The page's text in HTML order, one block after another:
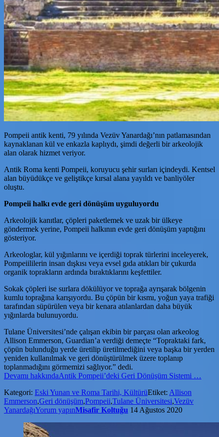
Pompeii antik kenti, 79 yılında Vezüv Yanardağı’nın patlamasından
kaynaklanan kül ve enkazla kaplıydı, şimdi değerli bir arkeolojik
alan olarak hizmet veriyor.
Antik Roma kenti Pompeii, koruyucu şehir surları içindeydi. Kentsel
alan büyüdükçe ve geliştikçe kırsal alana yayıldı ve banliyöler
oluştu.
Pompeii halkı evde geri dönüşüm uyguluyordu
Arkeolojik kanıtlar, çöpleri paketlemek ve uzak bir ülkeye
göndermek yerine, Pompeii halkının evde geri dönüşüm yaptığını
gösteriyor.
Arkeologlar, kül yığınlarını ve içerdiği toprak türlerini inceleyerek,
Pompeiililerin insan dışkısı veya evsel gıda atıkları bir çukurda
organik toprakların ardında bıraktıklarını keşfettiler.
Sokak çöpleri ise surlara dökülüyor ve toprağa ayrışarak bölgenin
kumlu toprağına karışıyordu. Bu çöpün bir kısmı, yoğun yaya trafiği
tarafından süpürülen veya bir kenara atılanlardan daha büyük
yığınlarda bulunuyordu.
Tulane Üniversitesi’nde çalışan ekibin bir parçası olan arkeolog
Allison Emmerson, Guardian’a verdiği demeçte “Topraktaki fark,
çöpün bulunduğu yerde üretilip üretilmediğini veya başka bir yerden
yeniden kullanılmak ve geri dönüştürülmek üzere toplanıp
toplanmadığını görmemizi sağlıyor.” dedi.
Devamı hakkındaAntik Pompeii’deki Geri Dönüşüm Sistemi …
Kategori: Eski Yunan ve Roma Tarihi, KültürüEtiket: Allison
Emmerson,Geri dönüşüm,Pompeii,Tulane Üniversitesi,Vezüv
YanardağıYorum yapınMisafir Koltuğu 14 Ağustos 2020